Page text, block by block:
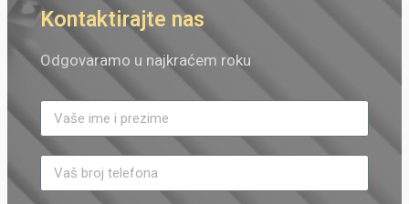
Kontaktirajte nas
Odgovaramo u najkraćem roku